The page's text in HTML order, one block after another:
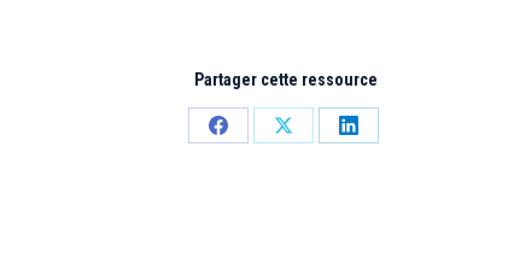
Partager cette ressource
PartagerPartagerPartager